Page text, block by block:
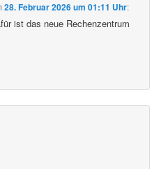
28. Februar 2026 um 01:11 Uhr:
ist das neue Rechenzentrum